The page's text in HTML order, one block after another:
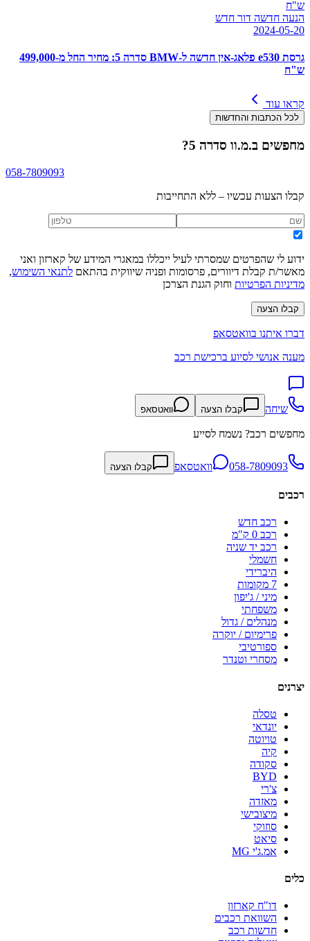
הנעה חדשה דור חדש
2024-05-20
גרסת e530 פלאג-אין חדשה ל-BMW סדרה 5: מחיר החל מ-499,000
ש"ח
קראו עוד
לכל הכתבות והחדשות
מחפשים ב.מ.וו סדרה 5 ?
058-7809093
קבלו הצעות עכשיו – ללא התחייבות
ידוע לי שהפרטים שמסרתי לעיל ייכללו במאגרי המידע של קארזון ואני
מאשר/ת קבלת דיוורים, פרסומות ופניה שיווקית בהתאם לתנאי השימוש,
מדיניות הפרטיות וחוק הגנת הצרכן
קבלו הצעה
דברו איתנו בוואטסאפ
מענה אנושי לסיוע ברכישת רכב
שיחה קבלו הצעה וואטסאפ
מחפשים רכב? נשמח לסייע
058-7809093 וואטסאפ קבלו הצעה
רכבים
רכב חדש
רכב 0 ק"מ
רכב יד שניה
חשמלי
היברידי
7 מקומות
מיני / ג'יפון
משפחתי
מנהלים / גדול
פרימיום / יוקרה
ספורטיבי
מסחרי וטנדר
יצרנים
טסלה
יונדאי
טויוטה
קיה
סקודה
BYD
צ'רי
מאזדה
מיצובישי
סוזוקי
סיאט
אמ.ג'י MG
כלים
דו"ח קארזון
השוואת רכבים
חדשות רכב